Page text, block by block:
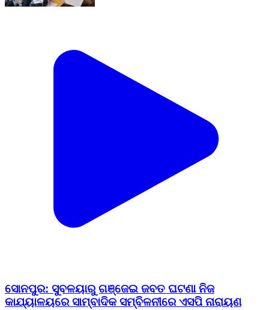
ସୋନପୁର: ସୁବଳୟାରୁ ଗଞ୍ଜେଇ ଜବତ ଘଟଣା ନିଜ
କାଯ୍ୟାଳୟରେ ସାମ୍ବାଦିକ ସମ୍ବିଳନୀରେ ଏସପି ନାରାୟଣ